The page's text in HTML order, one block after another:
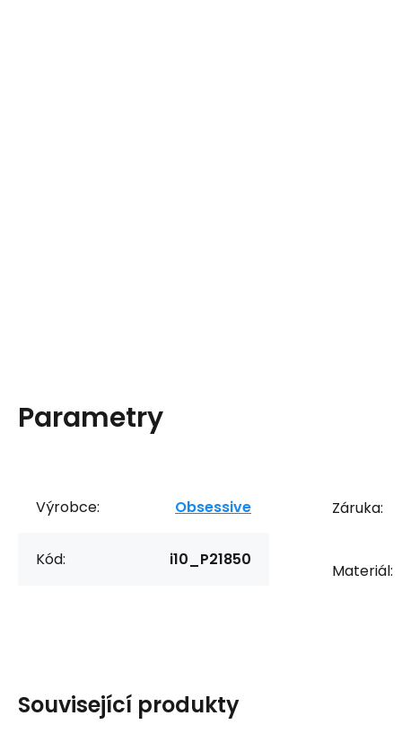
Parametry
Výrobce: Obsessive
Kód: i10_P21850
Záruka:
Materiál:
Související produkty